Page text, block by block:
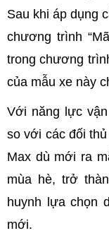
Sau khi áp dụng
chương trình
trong chương
của mẫu xe này
Với năng lực
so với các đối
Max dù mới ra
mùa hè, trở
huynh lựa chọn
mới.